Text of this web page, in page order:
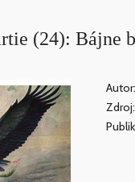
(24): Bájne